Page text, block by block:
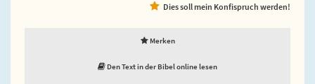
Dies soll mein Konfispruch werden!
Merken
Den Text in der Bibel online lesen